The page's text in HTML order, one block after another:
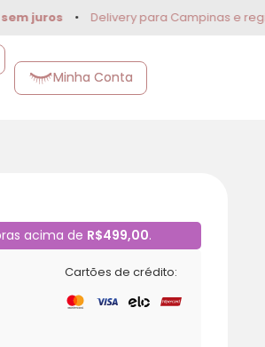
• Delivery para Campinas e região
Minha Conta
acima de R$499,00.
Cartões de crédito: